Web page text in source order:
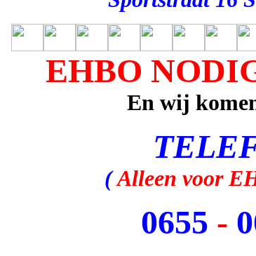
EHBO
En wij
(Alleen voor
0655 -